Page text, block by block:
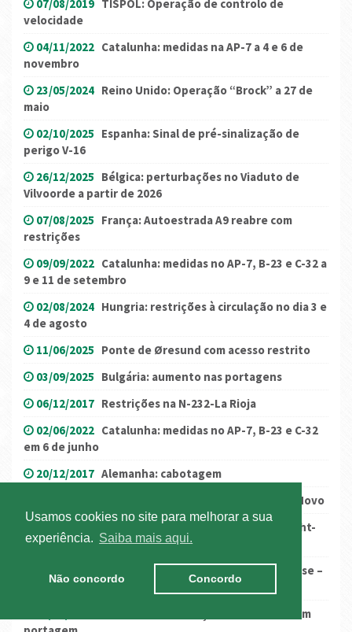
Usamos cookies no site para melhorar a sua
experiência.
Saiba mais aqui.
Não concordo Concordo
07/08/2019 TISPOL: Operação de controlo de
velocidade
04/11/2022 Catalunha: medidas na AP-7 a 4 e 6 de
novembro
23/05/2024 Reino Unido: Operação “Brock” a 27 de
maio
02/10/2025 Espanha: Sinal de pré-sinalização de
perigo V-16
26/12/2025 Bélgica: perturbações no Viaduto de
Vilvoorde a partir de 2026
07/08/2025 França: Autoestrada A9 reabre com
restrições
09/09/2022 Catalunha: medidas no AP-7, B-23 e C-32 a
9 e 11 de setembro
02/08/2024 Hungria: restrições à circulação no dia 3 e
4 de agosto
11/06/2025 Ponte de Øresund com acesso restrito
03/09/2025 Bulgária: aumento nas portagens
06/12/2017 Restrições na N-232-La Rioja
02/06/2022 Catalunha: medidas no AP-7, B-23 e C-32
em 6 de junho
20/12/2017 Alemanha: cabotagem
Restrições - Semana do Natal e Ano Novo
Encerramento da A12 (sentido Utrecht-
Haia)
Áustria: B159 Salzachtal Bundesstrasse –
restrição anulada
Polónia: Novos troços de estradas com